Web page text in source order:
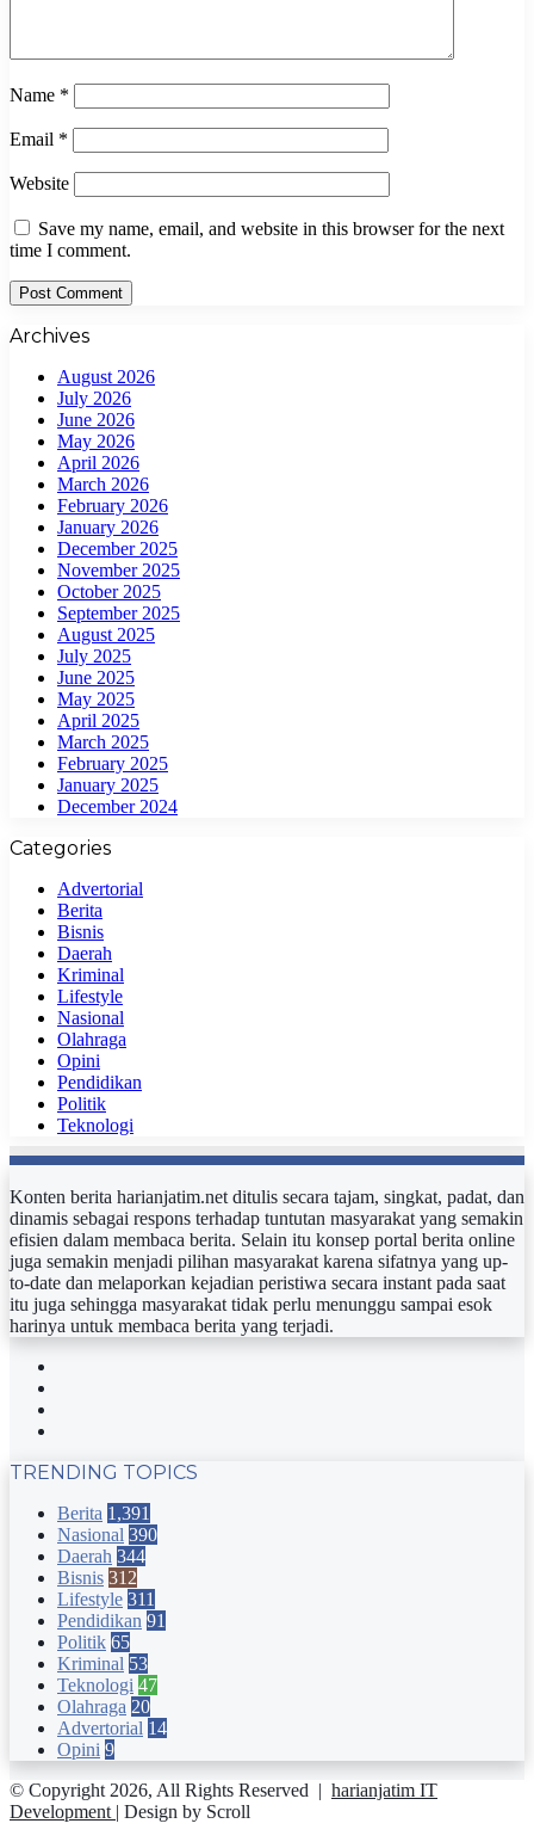
Name *
Email *
Website
Save my name, email, and website in this browser for the next
time I comment.
Archives
August 2026
July 2026
June 2026
May 2026
April 2026
March 2026
February 2026
January 2026
December 2025
November 2025
October 2025
September 2025
August 2025
July 2025
June 2025
May 2025
April 2025
March 2025
February 2025
January 2025
December 2024
Categories
Advertorial
Berita
Bisnis
Daerah
Kriminal
Lifestyle
Nasional
Olahraga
Opini
Pendidikan
Politik
Teknologi
Konten berita harianjatim.net ditulis secara tajam, singkat, padat, dan
dinamis sebagai respons terhadap tuntutan masyarakat yang semakin
efisien dalam membaca berita. Selain itu konsep portal berita online
juga semakin menjadi pilihan masyarakat karena sifatnya yang up-
to-date dan melaporkan kejadian peristiwa secara instant pada saat
itu juga sehingga masyarakat tidak perlu menunggu sampai esok
harinya untuk membaca berita yang terjadi.
TRENDING TOPICS
Berita 1,391
Nasional 390
Daerah 344
Bisnis 312
Lifestyle 311
Pendidikan 91
Politik 65
Kriminal 53
Teknologi 47
Olahraga 20
Advertorial 14
Opini 9
© Copyright 2026, All Rights Reserved | harianjatim IT
Development | Design by Scroll